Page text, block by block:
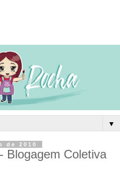
▼
de 2010
Blogagem Coletiva